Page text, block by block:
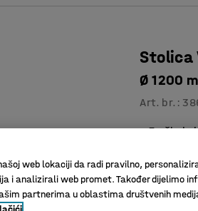
Stolica
Ø 1200
Art. br. :
Za škole
Noge
Promjer
web lokaciji da radi pravilno,
i analizirali web promet. Također dijelimo
partnerima u oblastima društvenih